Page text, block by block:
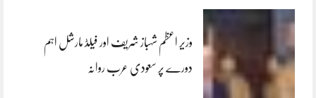
وزیر اعظم شہباز شریف اور فیلڈ مارشل اہم
دورے پر سعودی عرب روانہ